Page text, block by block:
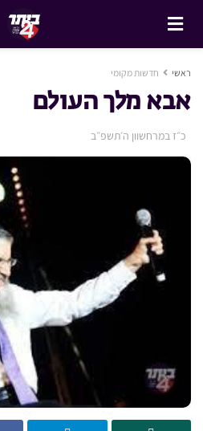
ראשי חדשות מקומי
אבא מלך העולם
כ״ז במרחשוון ה׳תשפ״ב